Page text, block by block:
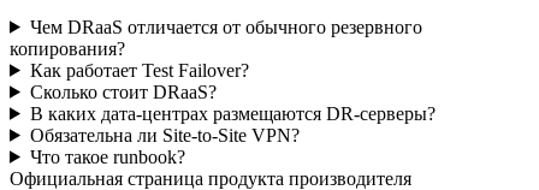
Чем DRaaS отличается от обычного резервного
копирования?
Как работает Test Failover?
Сколько стоит DRaaS?
В каких дата-центрах размещаются DR-серверы?
Обязательна ли Site-to-Site VPN?
Что такое runbook?
Официальная страница продукта производителя